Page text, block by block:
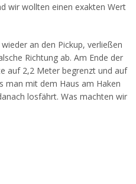
wir wollten einen exakten Wert
an den Pickup, verließen
Richtung ab. Am Ende der
auf 2,2 Meter begrenzt und auf
man mit dem Haus am Haken
losfährt. Was machten wir